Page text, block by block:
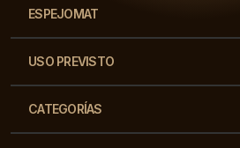
ESPEJOMAT
USO PREVISTO
CATEGORÍAS